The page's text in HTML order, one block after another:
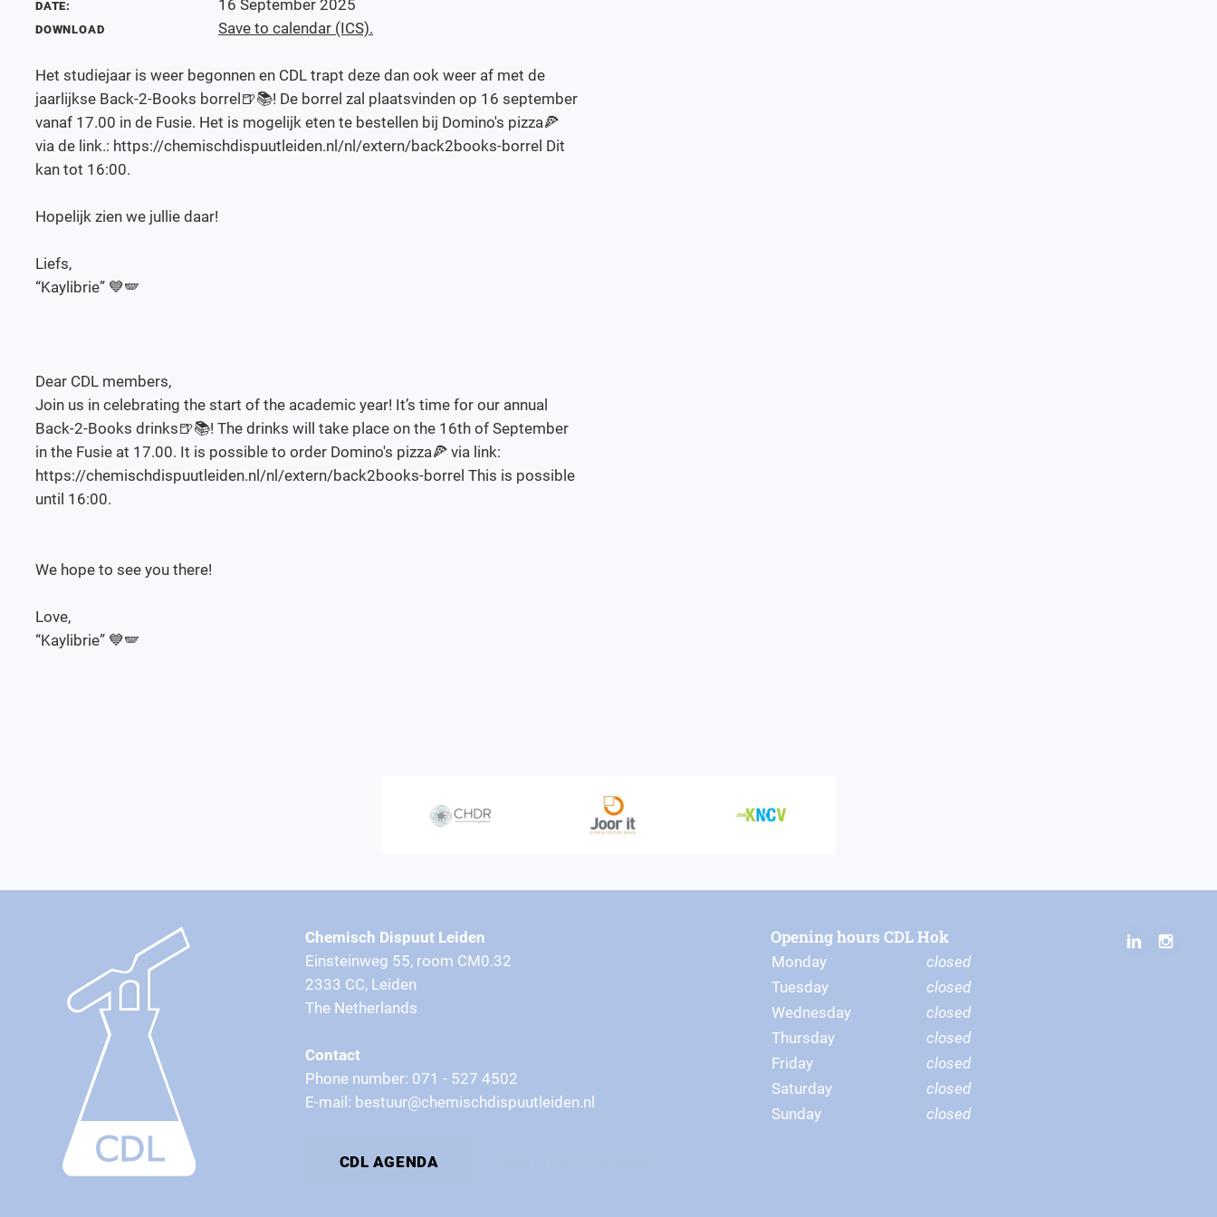
DATE: 16 September 2025
DOWNLOAD Save to calendar (ICS).
Het studiejaar is weer begonnen en CDL trapt deze dan ook weer af met de
jaarlijkse Back-2-Books borrel🍺📚! De borrel zal plaatsvinden op 16 september
vanaf 17.00 in de Fusie. Het is mogelijk eten te bestellen bij Domino's pizza🍕
via de link.: https://chemischdispuutleiden.nl/nl/extern/back2books-borrel Dit
kan tot 16:00.
Hopelijk zien we jullie daar!
Liefs,
“Kaylibrie” 💙🪽
Dear CDL members,
Join us in celebrating the start of the academic year! It’s time for our annual
Back-2-Books drinks🍺📚! The drinks will take place on the 16th of September
in the Fusie at 17.00. It is possible to order Domino's pizza🍕 via link:
https://chemischdispuutleiden.nl/nl/extern/back2books-borrel This is possible
until 16:00.
We hope to see you there!
Love,
“Kaylibrie” 💙🪽
Chemisch Dispuut Leiden
Einsteinweg 55, room CM0.32
2333 CC, Leiden
The Netherlands
Contact
Phone number: 071 - 527 4502
E-mail: bestuur@chemischdispuutleiden.nl
CDL AGENDA
Opening hours CDL Hok
Monday
closed
Tuesday
closed
Wednesday
closed
Thursday
closed
Friday
closed
Saturday
closed
Sunday
closed